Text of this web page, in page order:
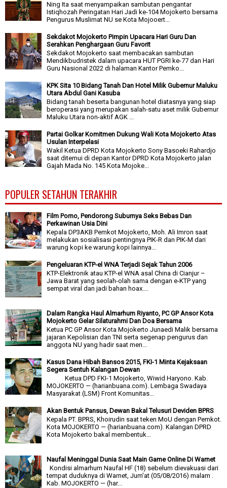
Ning Ita saat menyampaikan sambutan pengantar
Istiqhozah Peringatan Hari Jadi ke-104 Mojokerto bersama
Pengurus Muslimat NU se Kota Mojooert...
Sekdakot Mojokerto Pimpin Upacara Hari Guru Dan
Serahkan Penghargaan Guru Favorit
Sekdakot Mojokerto saat membacakan sambutan
Mendikbudristek dalam upacara HUT PGRI ke-77 dan Hari
Guru Nasional 2022 di halaman Kantor Pemko...
KPK Sita 10 Bidang Tanah Dan Hotel Milik Gubernur Maluku
Utara Abdul Gani Kasuba
Bidang tanah beserta bangunan hotel diatasnya yang siap
beroperasi yang merupakan salah-satu aset milik Gubernur
Maluku Utara non-aktif AGK ...
Partai Golkar Komitmen Dukung Wali Kota Mojokerto Atas
Usulan Interpelasi
Wakil Ketua DPRD Kota Mojokerto Sony Basoeki Rahardjo
saat ditemui di depan Kantor DPRD Kota Mojokerto jalan
Gajah Mada No. 145 Kota Mojoke...
POPULER SETAHUN TERAKHIR
Film Porno, Pendorong Suburnya Seks Bebas Dan
Perkawinan Usia Dini
Kepala DP3AKB Pemkot Mojokerto, Moh. Ali Imron saat
melakukan sosialisasi pentingnya PIK-R dan PIK-M dari
warung kopi ke warung kopi lainnya...
Pengeluaran KTP-el WNA Terjadi Sejak Tahun 2006
KTP-Elektronik atau KTP-el WNA asal China di Cianjur –
Jawa Barat yang seolah-olah sama dengan e-KTP yang
sempat viral dan jadi bahan hoax....
Dalam Rangka Haul Almarhum Riyanto, PC GP Ansor Kota
Mojokerto Gelar Silaturahmi Dan Doa Bersama
Ketua PC GP Ansor Kota Mojokerto Junaedi Malik bersama
jajaran Kepolisian dan TNI serta segenap pengurus dan
anggota NU yang hadir saat men...
Kasus Dana Hibah Bansos 2015, FKI-1 Minta Kejaksaan
Segera Sentuh Kalangan Dewan
Ketua DPD FKI-1 Mojokerto, Wiwid Haryono. Kab.
MOJOKERTO — (harianbuana.com). Lembaga Swadaya
Masyarakat (LSM) Front Komunitas...
Akan Bentuk Pansus, Dewan Bakal Telusuri Deviden BPRS
Kepala PT. BPRS, Khoirudin saat teken MoU dengan Pemkot.
Kota MOJOKERTO — (harianbuana.com). Kalangan DPRD
Kota Mojokerto bakal membentuk...
Naufal Meninggal Dunia Saat Main Game Online Di Warnet
Kondisi almarhum Naufal HF (18) sebelum dievakuasi dari
tempat duduknya di Warnet, Jum'at (05/08/2016) malam .
Kab. MOJOKERTO — (har...